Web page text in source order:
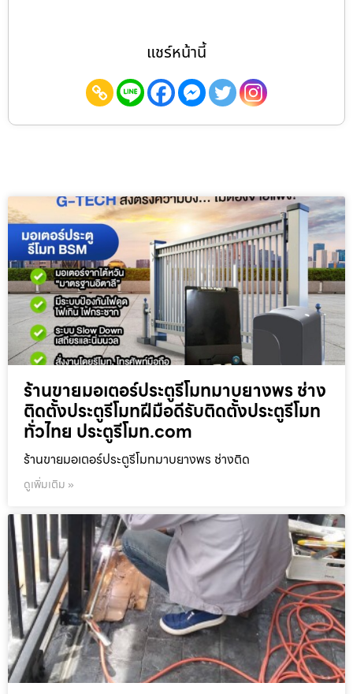
แชร์หน้านี้
ร้านขายมอเตอร์ประตูรีโมทมาบยางพร ช่าง
ติดตั้งประตูรีโมทฝีมือดีรับติดตั้งประตูรีโมท
ทั่วไทย ประตูรีโมท.com
ร้านขายมอเตอร์ประตูรีโมทมาบยางพร ช่างติด
ดูเพิ่มเติม »